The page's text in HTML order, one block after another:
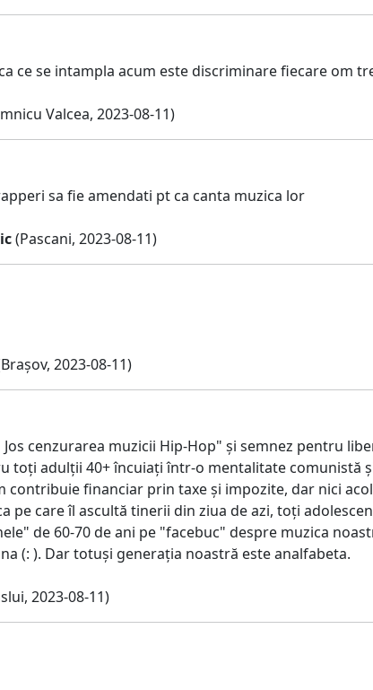
ce se intampla acum este discriminare fiecare om
Valcea, 2023-08-11)
sa fie amendati pt ca canta muzica lor
(Pascani, 2023-08-11)
2023-08-11)
cenzurarea muzicii Hip-Hop" și semnez pentru
toți adulții 40+ încuiați într-o mentalitate comunistă
contribuie financiar prin taxe și impozite, dar nici
pe care îl ascultă tinerii din ziua de azi, toți
de 60-70 de ani pe "facebuc" despre muzica
(: ). Dar totuși generația noastră este analfabeta.
2023-08-11)